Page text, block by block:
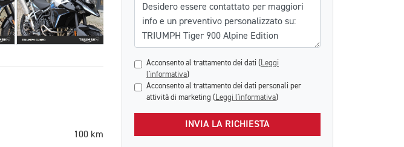
100 km
Messaggio
Acconsento al trattamento dei dati ( Leggi
l'informativa)
Acconsento al trattamento dei dati personali per
attività di marketing ( Leggi l'informativa)
INVIA LA RICHIESTA